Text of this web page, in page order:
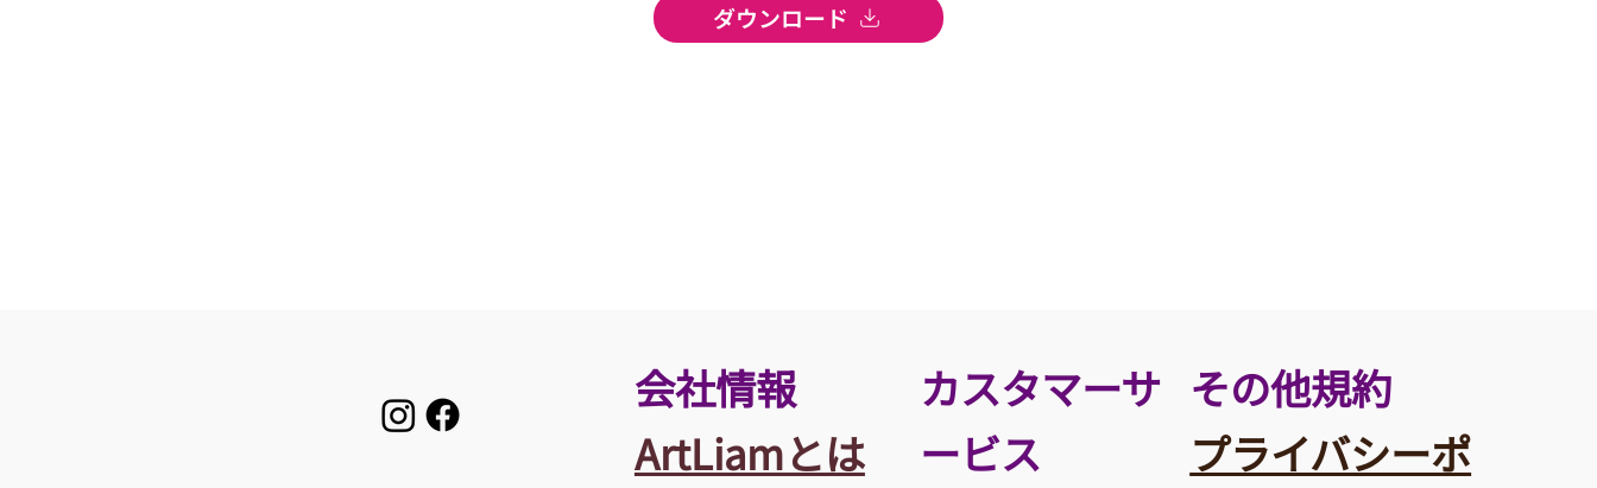
ダウンロード
​会社情報
ArtLiamとは
カスタマーサ
ービス
その他規約
プライバシーポ